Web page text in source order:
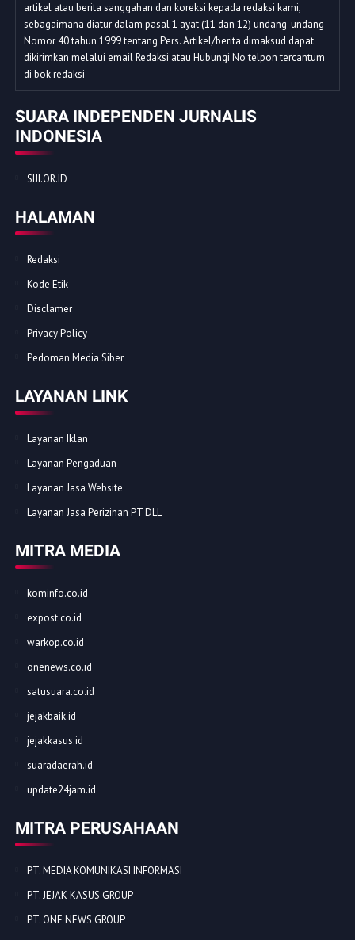
artikel atau berita sanggahan dan koreksi kepada redaksi kami,
sebagaimana diatur dalam pasal 1 ayat (11 dan 12) undang-undang
Nomor 40 tahun 1999 tentang Pers. Artikel/berita dimaksud dapat
dikirimkan melalui email Redaksi atau Hubungi No telpon tercantum
di bok redaksi
SUARA INDEPENDEN JURNALIS
INDONESIA
SIJI.OR.ID
HALAMAN
Redaksi
Kode Etik
Disclamer
Privacy Policy
Pedoman Media Siber
LAYANAN LINK
Layanan Iklan
Layanan Pengaduan
Layanan Jasa Website
Layanan Jasa Perizinan PT DLL
MITRA MEDIA
kominfo.co.id
expost.co.id
warkop.co.id
onenews.co.id
satusuara.co.id
jejakbaik.id
jejakkasus.id
suaradaerah.id
update24jam.id
MITRA PERUSAHAAN
PT. MEDIA KOMUNIKASI INFORMASI
PT. JEJAK KASUS GROUP
PT. ONE NEWS GROUP